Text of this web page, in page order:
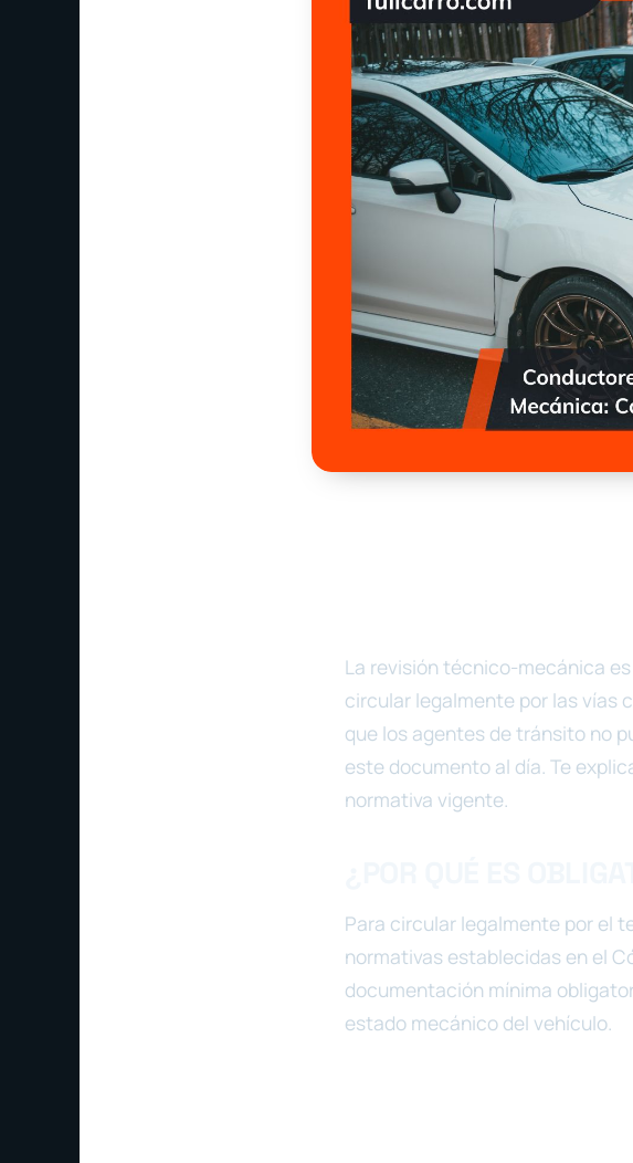
La revisión técnico-mecánica
circular legalmente por las vías
que los agentes de tránsito no
este documento al día. Te
normativa vigente.
Para circular legalmente por el
normativas establecidas en el
documentación mínima
estado mecánico del vehículo.